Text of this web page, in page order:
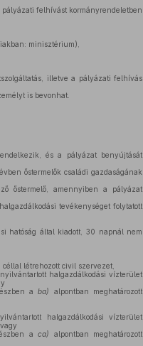
felhívást kormányrendeletben
minisztérium),
illetve a pályázati felhívás
is bevonhat.
és a pályázat benyújtását
őstermelők családi gazdaságának
őstermelő, amennyiben a pályázat
tevékenységet folytatott
hatóság által kiadott, 30 napnál nem
létrehozott civil szervezet,
halgazdálkodási vízterület
aba)
alpontban meghatározott
halgazdálkodási vízterület
aca)
alpontban meghatározott